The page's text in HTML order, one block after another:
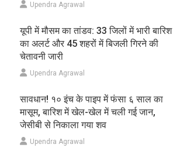
Upendra Agrawal
यूपी में मौसम का तांडव: 33 जिलों में भारी बारिश
का अलर्ट और 45 शहरों में बिजली गिरने की
चेतावनी जारी
Upendra Agrawal
सावधान! १० इंच के पाइप में फंसा ६ साल का
मासूम, बारिश में खेल-खेल में चली गई जान,
जेसीबी से निकाला गया शव
Upendra Agrawal